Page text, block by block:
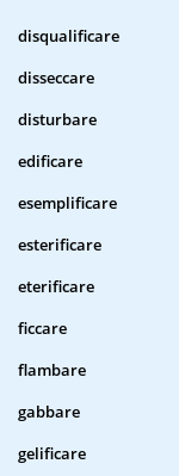
disqualificare
disseccare
disturbare
edificare
esemplificare
esterificare
eterificare
ficcare
flambare
gabbare
gelificare